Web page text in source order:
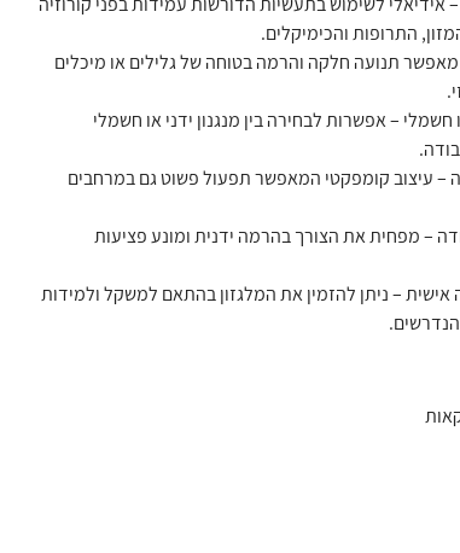
התרופות והכימיקלים.
תנועה חלקה והרמה בטוחה של גלילים או מיכלים
חשמלי – אפשרות לבחירה בין מנגנון ידני או חשמלי
– עיצוב קומפקטי המאפשר תפעול פשוט גם במרחבים
– מפחית את הצורך בהרמה ידנית ומונע פציעות
– ניתן להזמין את המלגזון בהתאם למשקל ולמידות